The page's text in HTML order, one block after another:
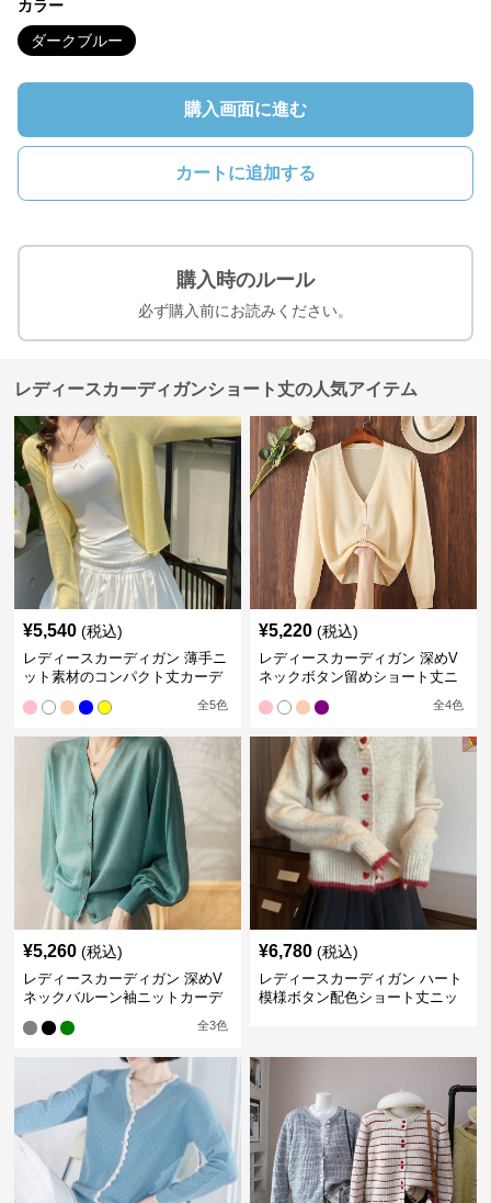
カラー
ダークブルー
購入画面に進む
カートに追加する
購入時のルール
必ず購入前にお読みください。
レディースカーディガンショート丈の人気アイテム
¥5,540 (税込)
レディースカーディガン 薄手ニ
ット素材のコンパクト丈カーデ
全5色
¥5,220 (税込)
レディースカーディガン 深めV
ネックボタン留めショート丈ニ
全4色
¥5,260 (税込)
レディースカーディガン 深めV
ネックバルーン袖ニットカーデ
全3色
¥6,780 (税込)
レディースカーディガン ハート
模様ボタン配色ショート丈ニッ